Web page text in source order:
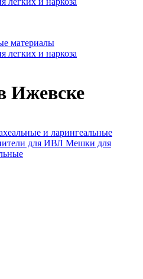
материалы
легких и наркоза
Ижевске
и ларингеальные
для ИВЛ Мешки для